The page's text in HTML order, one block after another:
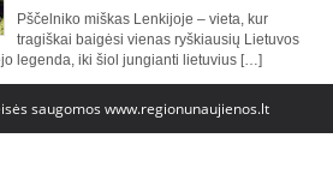
Pščelniko miškas Lenkijoje – vieta, kur
tragiškai baigėsi vienas ryškiausių Lietuvos
legenda, iki šiol jungianti lietuvius […]
saugomos www.regionunaujienos.lt